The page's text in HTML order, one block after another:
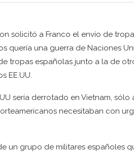
solicitó a Franco el envío de
quería una guerra de Naciones
tropas españolas junto a la de
EE.UU.
sería derrotado en Vietnam,
necesitaban con
un grupo de militares españoles